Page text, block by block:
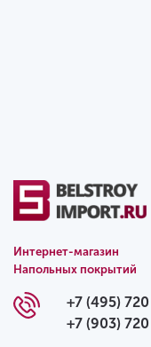
Интернет-магазин
Напольных покрытий
+7 (495)
+7 (903)